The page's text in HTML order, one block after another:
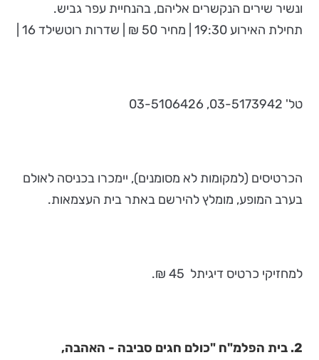
ונשיר שירים הנקשרים אליהם, בהנחיית עפר גביש.
תחילת האירוע 19:30 | מחיר 50 ₪ | שדרות רוטשילד 16 |
טל' 03-5173942, 03-5106426
הכרטיסים (למקומות לא מסומנים), יימכרו בכניסה לאולם
בערב המופע, מומלץ להירשם באתר בית העצמאות.
למחזיקי כרטיס דיגיתל 45 ₪.
2. בית הפלמ"ח "כולם חגים סביבה - האהבה,